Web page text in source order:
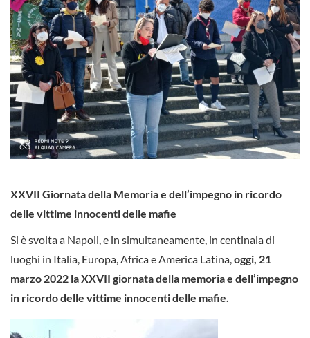
XXVII Giornata della Memoria e dell’impegno in ricordo
delle vittime innocenti delle mafie
Si è svolta a Napoli, e in simultaneamente, in centinaia di
luoghi in Italia, Europa, Africa e America Latina,oggi, 21
marzo 2022 la XXVII giornata della memoria e dell’impegno
in ricordo delle vittime innocenti delle mafie.